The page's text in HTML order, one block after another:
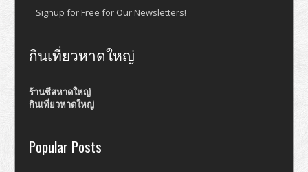
Signup for Free for Our Newsletters!
กินเที่ยวหาดใหญ่
ร้านชีสหาดใหญ่
กินเที่ยวหาดใหญ่
Popular Posts